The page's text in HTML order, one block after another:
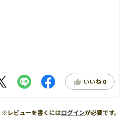
いいね 0
※レビューを書くにはログインが必要です。